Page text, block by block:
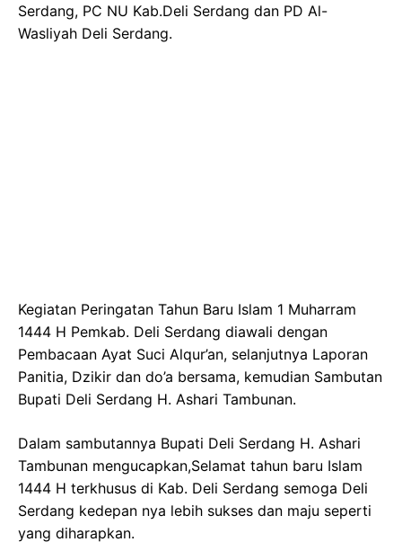
Serdang, PC NU Kab.Deli Serdang dan PD Al-
Wasliyah Deli Serdang.
Kegiatan Peringatan Tahun Baru Islam 1 Muharram
1444 H Pemkab. Deli Serdang diawali dengan
Pembacaan Ayat Suci Alqur’an, selanjutnya Laporan
Panitia, Dzikir dan do’a bersama, kemudian Sambutan
Bupati Deli Serdang H. Ashari Tambunan.
Dalam sambutannya Bupati Deli Serdang H. Ashari
Tambunan mengucapkan,Selamat tahun baru Islam
1444 H terkhusus di Kab. Deli Serdang semoga Deli
Serdang kedepan nya lebih sukses dan maju seperti
yang diharapkan.